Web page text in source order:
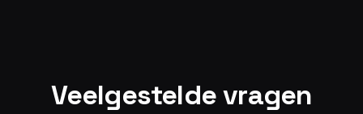
Veelgestelde vragen